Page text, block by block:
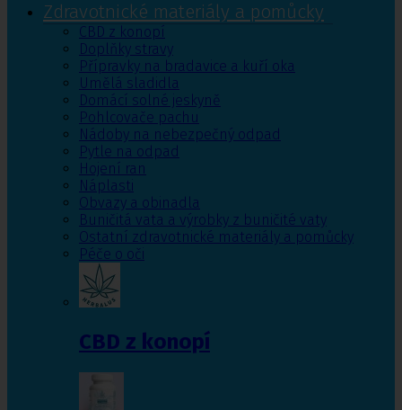
Zdravotnické materiály a pomůcky
CBD z konopí
Doplňky stravy
Přípravky na bradavice a kuří oka
Umělá sladidla
Domácí solné jeskyně
Pohlcovače pachu
Nádoby na nebezpečný odpad
Pytle na odpad
Hojení ran
Náplasti
Obvazy a obinadla
Buničitá vata a výrobky z buničité vaty
Ostatní zdravotnické materiály a pomůcky
Péče o oči
CBD z konopí